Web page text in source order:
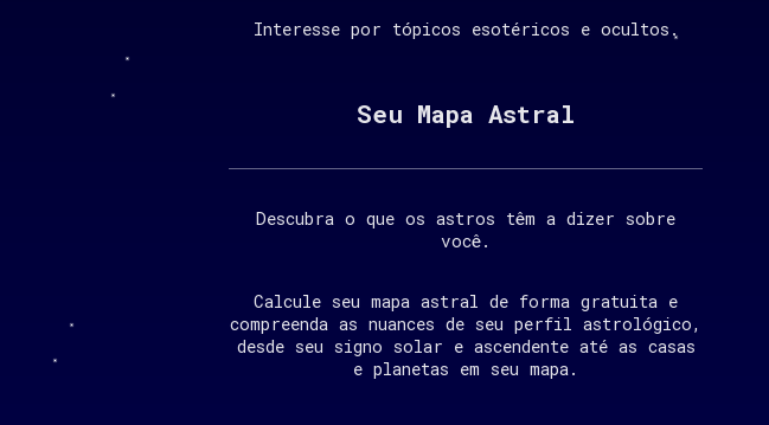
Interesse por tópicos esotéricos e ocultos.
Seu Mapa Astral
Descubra o que os astros têm a dizer sobre
você.
Calcule seu mapa astral de forma gratuita e
compreenda as nuances de seu perfil astrológico,
desde seu signo solar e ascendente até as casas
e planetas em seu mapa.